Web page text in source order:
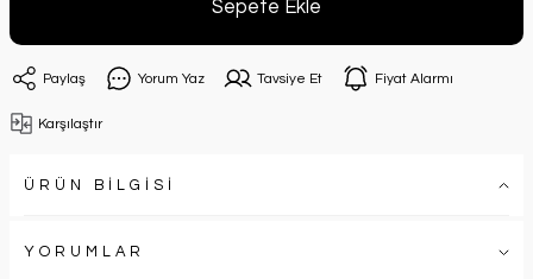
Sepete Ekle
Paylaş Yorum Yaz Tavsiye Et Fiyat Alarmı
Karşılaştır
ÜRÜN BİLGİSİ
YORUMLAR